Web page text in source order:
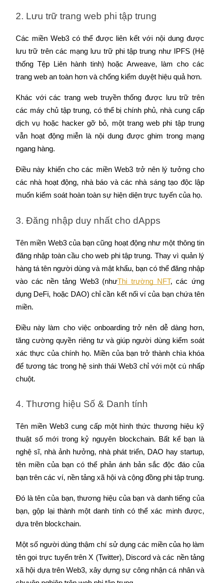
Đầu tư độc quyền cho người nắm giữ BTR
Khoản vay
Dịch vụ vay được hỗ trợ bằng tiền điện tử
Đầu tư cố định và quản lý tài chính
Tận hưởng việc quản lý tài chính hiện tại và thu nhập lâu dài
Staking 101
Tìm hiểu về kiếm thu nhập thụ động
Đối tác Bitrue
2. Lưu trữ trang web phi tập trung
Các miền Web3 có thể được liên kết với nội dung được
lưu trữ trên các mạng lưu trữ phi tập trung như IPFS (Hệ
thống Tệp Liên hành tinh) hoặc Arweave, làm cho các
trang web an toàn hơn và chống kiểm duyệt hiệu quả hơn.
Khác với các trang web truyền thống được lưu trữ trên
các máy chủ tập trung, có thể bị chính phủ, nhà cung cấp
dịch vụ hoặc hacker gỡ bỏ, một trang web phi tập trung
vẫn hoạt động miễn là nội dung được ghim trong mạng
ngang hàng.
Điều này khiến cho các miền Web3 trở nên lý tưởng cho
các nhà hoạt động, nhà báo và các nhà sáng tạo độc lập
muốn kiểm soát hoàn toàn sự hiện diện trực tuyến của họ.
3. Đăng nhập duy nhất cho dApps
Tên miền Web3 của bạn cũng hoạt động như một thông tin
đăng nhập toàn cầu cho web phi tập trung. Thay vì quản lý
hàng tá tên người dùng và mật khẩu, bạn có thể đăng nhập
vào các nền tảng Web3 (nhưThị trường NFT, các ứng
dụng DeFi, hoặc DAO) chỉ cần kết nối ví của bạn chứa tên
miền.
Điều này làm cho việc onboarding trở nên dễ dàng hơn,
tăng cường quyền riêng tư và giúp người dùng kiểm soát
xác thực của chính họ. Miền của bạn trở thành chìa khóa
để tương tác trong hệ sinh thái Web3 chỉ với một cú nhấp
chuột.
4. Thương hiệu Số & Danh tính
Tên miền Web3 cung cấp một hình thức thương hiệu kỹ
thuật số mới trong kỷ nguyên blockchain. Bất kể bạn là
nghệ sĩ, nhà ảnh hưởng, nhà phát triển, DAO hay startup,
tên miền của bạn có thể phản ánh bản sắc độc đáo của
bạn trên các ví, nền tảng xã hội và cộng đồng phi tập trung.
Đó là tên của bạn, thương hiệu của bạn và danh tiếng của
bạn, gộp lại thành một danh tính có thể xác minh được,
dựa trên blockchain.
Một số người dùng thậm chí sử dụng các miền của họ làm
tên gọi trực tuyến trên X (Twitter), Discord và các nền tảng
xã hội dựa trên Web3, xây dựng sự công nhận cá nhân và